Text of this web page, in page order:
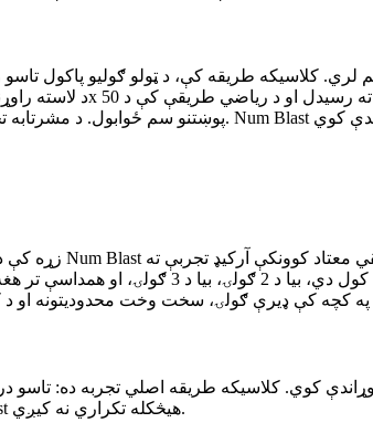
ساري پزل جوړوي. ریاضي طریقه Num Blast تعلیمي لوبې ته اړوي. د څلورو طریقو سره، Num Blast هیڅکله تکراري نه کیږي.